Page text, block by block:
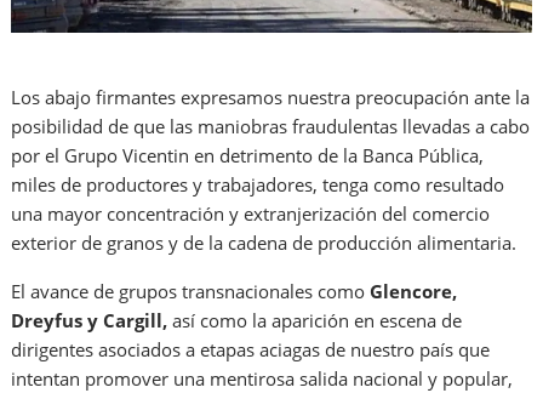
Los abajo firmantes expresamos nuestra preocupación ante la
posibilidad de que las maniobras fraudulentas llevadas a cabo
por el Grupo Vicentin en detrimento de la Banca Pública,
miles de productores y trabajadores, tenga como resultado
una mayor concentración y extranjerización del comercio
exterior de granos y de la cadena de producción alimentaria.
El avance de grupos transnacionales como Glencore,
Dreyfus y Cargill, así como la aparición en escena de
dirigentes asociados a etapas aciagas de nuestro país que
intentan promover una mentirosa salida nacional y popular,